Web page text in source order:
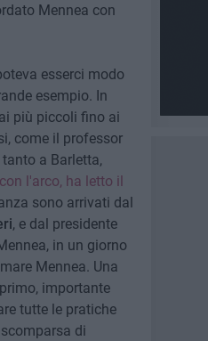
Mennea con
esserci modo
esempio. In
più piccoli fino ai
come il professor
a Barletta,
l'arco, ha letto il
sono arrivati dal
, e dal presidente
in un giorno
Mennea. Una
importante
tutte le pratiche
di